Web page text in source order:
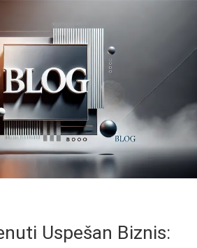
Uspešan Biznis: